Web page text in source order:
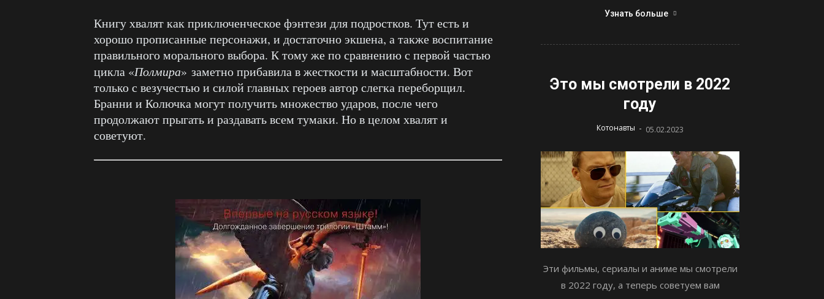
Книгу хвалят как приключенческое фэнтези для подростков. Тут есть и
хорошо прописанные персонажи, и достаточно экшена, а также воспитание
правильного морального выбора. К тому же по сравнению с первой частью
цикла «Полмира» заметно прибавила в жесткости и масштабности. Вот
только с везучестью и силой главных героев автор слегка переборщил.
Бранни и Колючка могут получить множество ударов, после чего
продолжают прыгать и раздавать всем тумаки. Но в целом хвалят и
советуют.
Узнать больше
Это мы смотрели в 2022
году
Котонавты - 05.02.2023
Эти фильмы, сериалы и аниме мы смотрели
в 2022 году, а теперь советуем вам